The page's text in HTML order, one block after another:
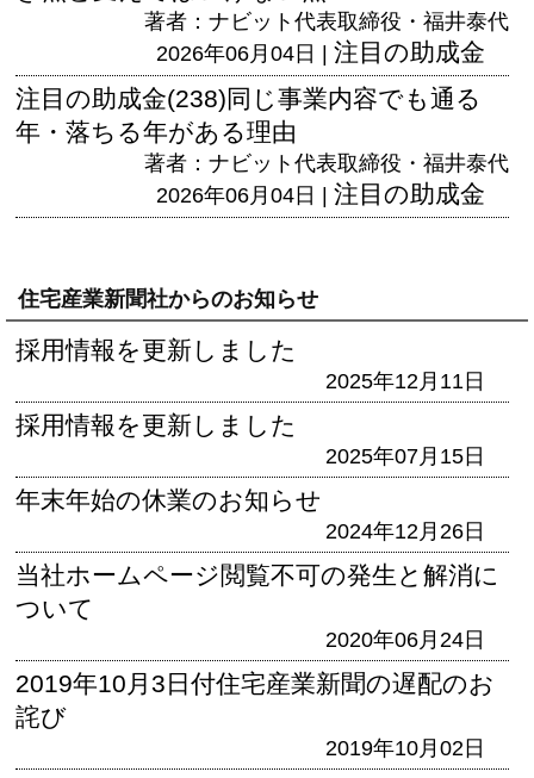
著者：ナビット代表取締役・福井泰代
2026年06月04日 | 注目の助成金
注目の助成金(238)同じ事業内容でも通る
年・落ちる年がある理由
著者：ナビット代表取締役・福井泰代
2026年06月04日 | 注目の助成金
住宅産業新聞社からのお知らせ
採用情報を更新しました
2025年12月11日
採用情報を更新しました
2025年07月15日
年末年始の休業のお知らせ
2024年12月26日
当社ホームページ閲覧不可の発生と解消に
ついて
2020年06月24日
2019年10月3日付住宅産業新聞の遅配のお
詫び
2019年10月02日